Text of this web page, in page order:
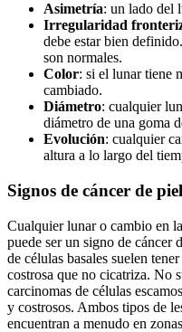
Asimetría: un lado del
Irregularidad
debe estar bien
son normales.
Color: si el lunar tiene
cambiado.
Diámetro: cualquier
diámetro de una goma
Evolución: cualquier
altura a lo largo del
Signos de cáncer de
Cualquier lunar o cambio en
puede ser un signo de cáncer
de células basales suelen
costrosa que no cicatriza. No
carcinomas de células
y costrosos. Ambos tipos de
encuentran a menudo en